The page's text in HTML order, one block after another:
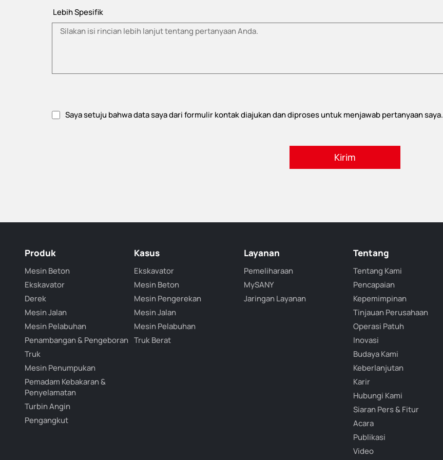
Lebih Spesifik
Saya setuju bahwa data saya dari formulir kontak diajukan dan diproses untuk menjawab pertanyaan saya.
Produk
Mesin Beton
Ekskavator
Derek
Mesin Jalan
Mesin Pelabuhan
Penambangan & Pengeboran
Truk
Mesin Penumpukan
Pemadam Kebakaran &
Penyelamatan
Turbin Angin
Pengangkut
Kasus
Ekskavator
Mesin Beton
Mesin Pengerekan
Mesin Jalan
Mesin Pelabuhan
Truk Berat
Layanan
Pemeliharaan
MySANY
Jaringan Layanan
Tentang
Tentang Kami
Pencapaian
Kepemimpinan
Tinjauan Perusahaan
Operasi Patuh
Inovasi
Budaya Kami
Keberlanjutan
Karir
Hubungi Kami
Siaran Pers & Fitur
Acara
Publikasi
Video